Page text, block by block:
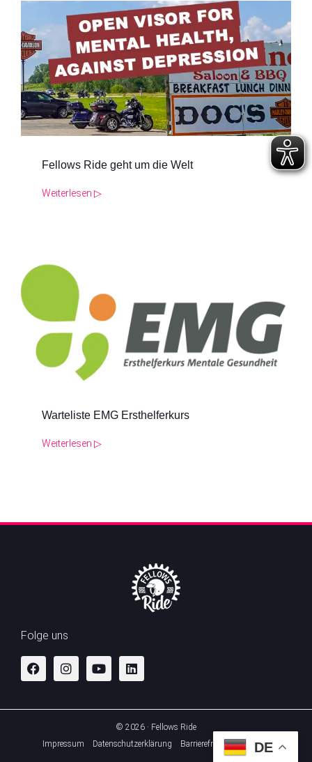
Fellows Ride geht um die Welt
Weiterlesen ▷
Warteliste EMG Ersthelferkurs
Weiterlesen ▷
Folge uns
© 2026 · Fellows Ride
Impressum
Datenschutzerklärung Barrierefreiheitserklärung
DE